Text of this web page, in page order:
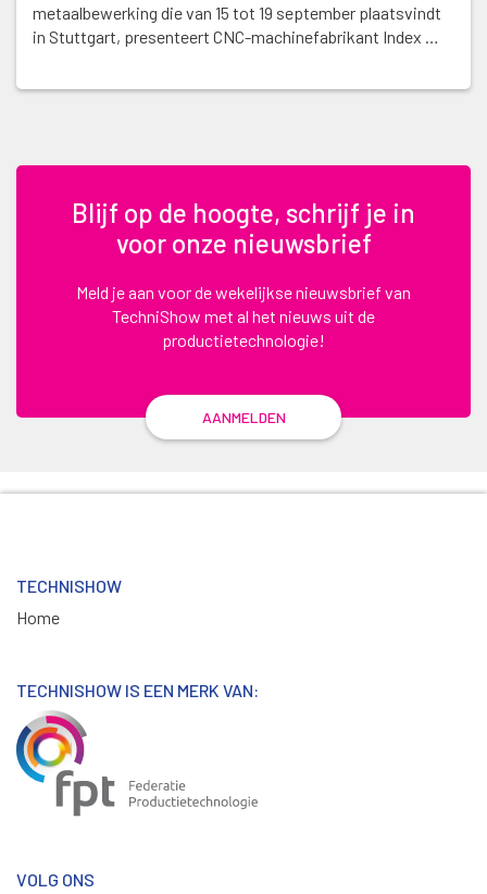
metaalbewerking die van 15 tot 19 september plaatsvindt
in Stuttgart, presenteert CNC-machinefabrikant Index …
Blijf op de hoogte, schrijf je in
voor onze nieuwsbrief
Meld je aan voor de wekelijkse nieuwsbrief van
TechniShow met al het nieuws uit de
productietechnologie!
AANMELDEN
TECHNISHOW
Home
TECHNISHOW IS EEN MERK VAN:
VOLG ONS